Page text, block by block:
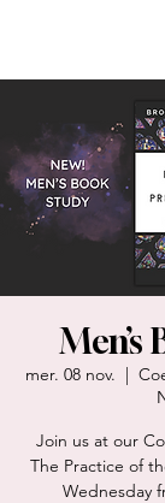
Men’s
mer. 08 nov.
  |
Join us at our
The Practice of
Wednesday